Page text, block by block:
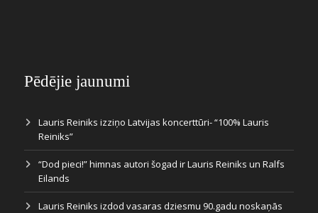
Pēdējie jaunumi
Lauris Reiniks izziņo Latvijas koncerttūri- “100% Lauris
Reiniks”
“Dod pieci!” himnas autori šogad ir Lauris Reiniks un Ralfs
Eilands
Lauris Reiniks izdod vasaras dziesmu 90.gadu noskaņās